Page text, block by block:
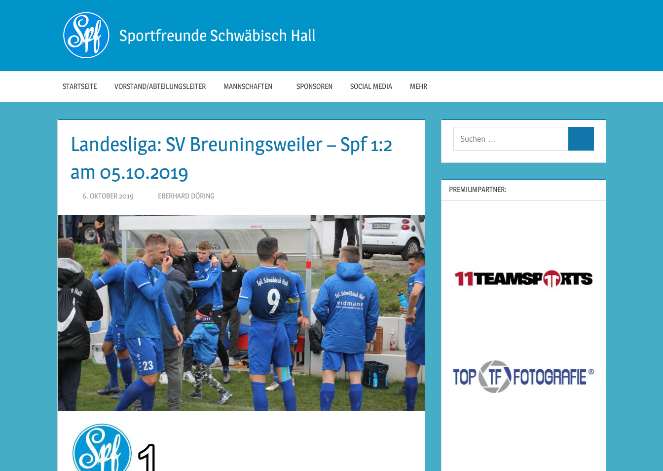
Sportfreunde Schwäbisch Hall
Die
offizielle
Sportfreunde
STARTSEITE VORSTAND/ABTEILUNGSLEITER MANNSCHAFTEN SPONSOREN SOCIAL MEDIA MEHR
Landesliga: SV Breuningsweiler – Spf 1:2
am 05.10.2019
6. OKTOBER 2019 EBERHARD DÖRING
PREMIUMPARTNER: